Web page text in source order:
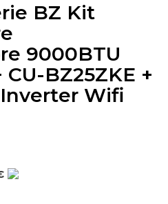
BZ Kit
9000BTU
CU-BZ25ZKE +
Inverter Wifi